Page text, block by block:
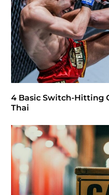
4 Basic Switch-Hitting
Thai